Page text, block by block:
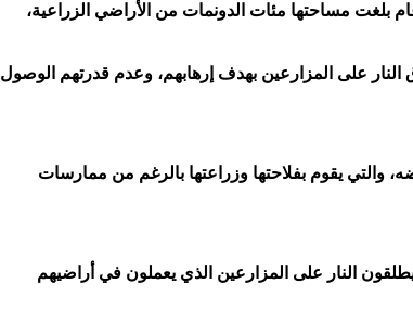
بلغت مساحتها مئات الدونمات من الأراضي الزراعية،
على المزارعين بهدف إرهابهم، وعدم قدرتهم الوصول
يقوم بفلاحتها وزراعتها بالرغم من ممارسات
النار على المزارعين الذي يعملون في أراضيهم